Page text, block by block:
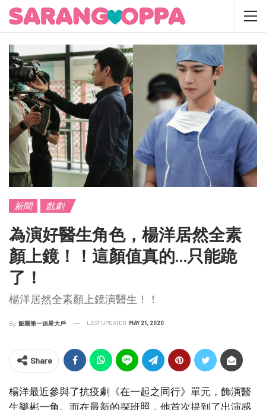
新聞 戲劇
為演好醫生角色，楊洋居然全素
顏上鏡！！這顏值真的…只能跪
了！
楊洋居然全素顏上鏡演醫生！！
By 飯圈第一追星大戶 LAST UPDATED MAY 21, 2020
Share
楊洋最近參與了抗疫劇《在一起之同行》單元，飾演醫
生樂彬一角。而在最新的探班照，他首次提到了出演感